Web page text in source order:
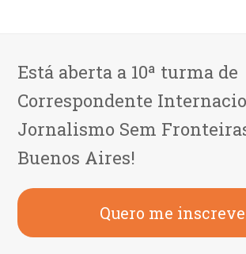
Está aberta a 10ª turma de
Correspondente
Jornalismo Sem
Buenos Aires!
Quero me